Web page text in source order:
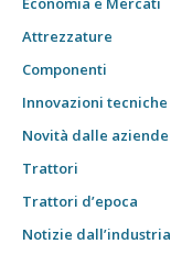
Attrezzature
Componenti
Innovazioni tecniche
Novità dalle aziende
Trattori
Trattori d’epoca
Notizie dall’industria